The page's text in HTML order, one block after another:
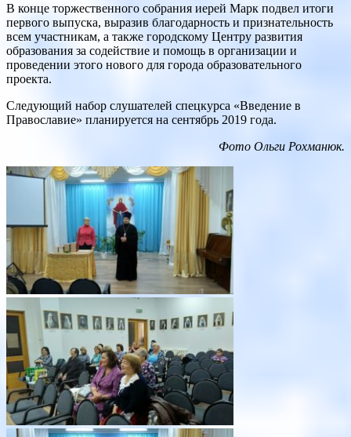
В конце торжественного собрания иерей Марк подвел итоги
первого выпуска, выразив благодарность и признательность
всем участникам, а также городскому Центру развития
образования за содействие и помощь в организации и
проведении этого нового для города образовательного
проекта.
Следующий набор слушателей спецкурса «Введение в
Православие» планируется на сентябрь 2019 года.
Фото Ольги Рохманюк.